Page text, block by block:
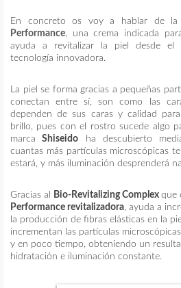
En concreto os voy a hablar de la
Performance, una crema indicada
ayuda a revitalizar la piel desde el
tecnología innovadora.
La piel se forma gracias a pequeñas
conectan entre sí, son como las
dependen de sus caras y calidad
brillo, pues con el rostro sucede algo
marca Shiseido ha descubierto
cuantas más partículas microscópicas
estará, y más iluminación desprenderá
Gracias al Bio-Revitalizing Complex que
Performance revitalizadora, ayuda a
la producción de fibras elásticas en la
incrementan las partículas
y en poco tiempo, obteniendo un
hidratación e iluminación constante.